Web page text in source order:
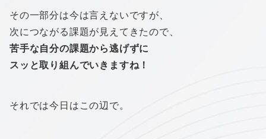
その一部分は今は言えないですが、
次につながる課題が見えてきたので、
苦手な自分の課題から逃げずに
スッと取り組んでいきますね！
それでは今日はこの辺で。